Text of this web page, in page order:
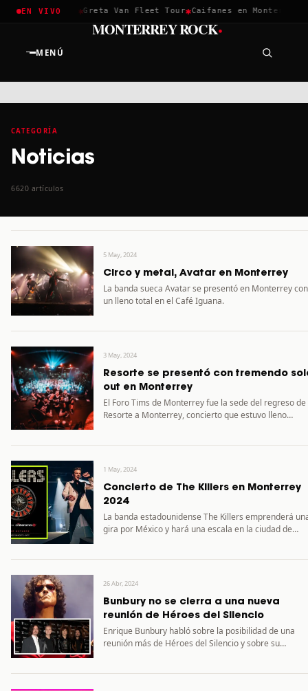
EN VIVO
Coachella 2026 Greta Van Fleet Tour ✱Caifanes en Monterrey
MENÚ
MONTERREY ROCK·
CATEGORÍA
Noticias
6620 artículos
5 May, 2024
Circo y metal, Avatar en Monterrey
La banda sueca Avatar se presentó en Monterrey con
un lleno total en el Café Iguana.
3 May, 2024
Resorte se presentó con tremendo
out en Monterrey
El Foro Tims de Monterrey fue la sede del regreso de
Resorte a Monterrey, concierto que estuvo lleno…
1 May, 2024
Concierto de The Killers en Monterrey
2024
La banda estadounidense The Killers emprenderá
gira por México y hará una escala en la ciudad de…
26 Abr, 2024
Bunbury no se cierra a una nueva
reunión de Héroes del Silencio
Enrique Bunbury habló sobre la posibilidad de una
reunión más de Héroes del Silencio y sobre su